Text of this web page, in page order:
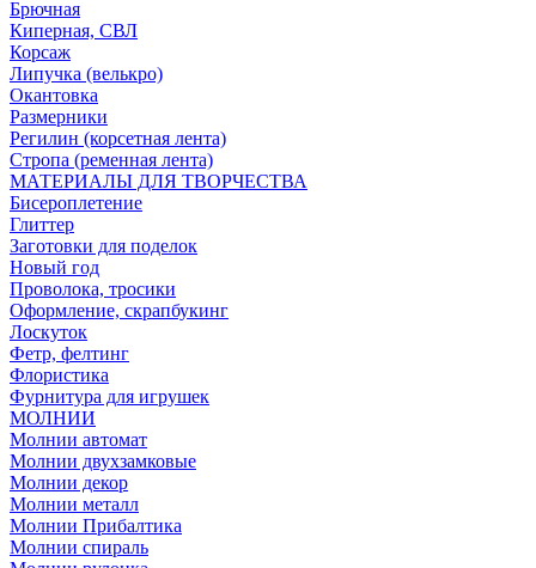
Брючная
Киперная, СВЛ
Корсаж
Липучка (велькро)
Окантовка
Размерники
Регилин (корсетная лента)
Стропа (ременная лента)
МАТЕРИАЛЫ ДЛЯ ТВОРЧЕСТВА
Бисероплетение
Глиттер
Заготовки для поделок
Новый год
Проволока, тросики
Оформление, скрапбукинг
Лоскуток
Фетр, фелтинг
Флористика
Фурнитура для игрушек
МОЛНИИ
Молнии автомат
Молнии двухзамковые
Молнии декор
Молнии металл
Молнии Прибалтика
Молнии спираль